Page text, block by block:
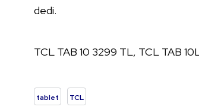
dedi.
TCL TAB 10 3299 TL, TCL TAB
tablet TCL